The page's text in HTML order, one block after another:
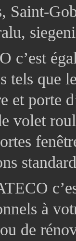
Saint-
c’est
tels que
et porte
volet
à
de